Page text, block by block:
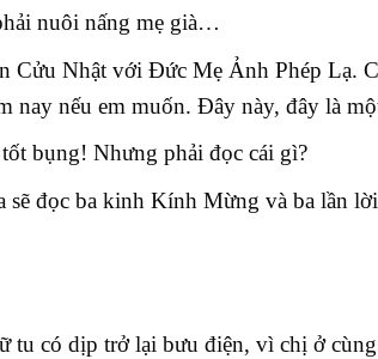
nuôi nấng mẹ già…
Cửu Nhật với Đức Mẹ Ảnh Phép Lạ.
nay nếu em muốn. Đây này, đây là
bụng! Nhưng phải đọc cái gì?
sẽ đọc ba kinh Kính Mừng và ba lần
tu có dịp trở lại bưu điện, vì chị ở